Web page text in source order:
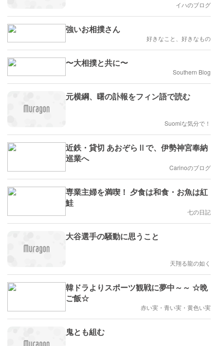
イハのブログ
強いお相撲さん
好きなこと、好きなもの
〜大相撲と共に〜
Southern Blog
元横綱、曙の訃報をフィン語で読む
Suomiな気分で！
近鉄・貸切 あおぞらⅡで、伊勢神宮奉納
巡業へ
Carinoのブログ
専業主婦を満喫！ 夕食は和食・お魚は紅
鮭
七の日記
大谷選手の騒動に思うこと
天翔る龍の如く
韓ドラよりスポーツ観戦に夢中～～ ☆晩
ご飯☆
赤い実・青い実・黄色い実
鬼とも組む